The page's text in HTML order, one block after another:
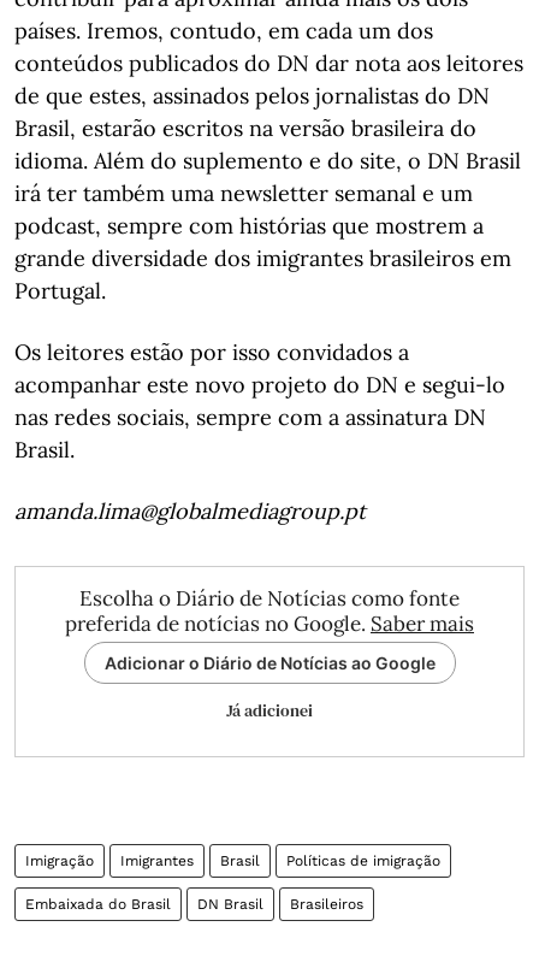
países. Iremos, contudo, em cada um dos
conteúdos publicados do DN dar nota aos leitores
de que estes, assinados pelos jornalistas do DN
Brasil, estarão escritos na versão brasileira do
idioma. Além do suplemento e do site, o DN Brasil
irá ter também uma newsletter semanal e um
podcast, sempre com histórias que mostrem a
grande diversidade dos imigrantes brasileiros em
Portugal.
Os leitores estão por isso convidados a
acompanhar este novo projeto do DN e segui-lo
nas redes sociais, sempre com a assinatura DN
Brasil.
amanda.lima@globalmediagroup.pt
Escolha o Diário de Notícias como fonte
preferida de notícias no Google. Saber mais
Adicionar o Diário de Notícias ao Google
Já adicionei
Imigração Imigrantes Brasil Políticas de imigração
Embaixada do Brasil DN Brasil Brasileiros